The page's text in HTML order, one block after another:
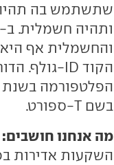
שתשתמש בה
ותהיה חשמלית. ב-2029 תציג פולקסווגן את ה
הקוד ID-גולף. הדור השני של ה-
בשם T-ספורט.
מה אנחנו חושבים:
השקעות אדירות